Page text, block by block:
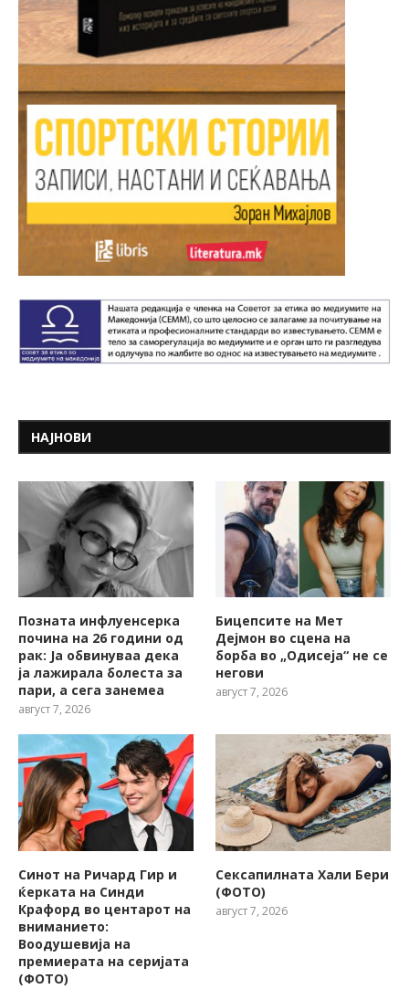
НАЈНОВИ
Позната инфлуенсерка
почина на 26 години од
рак: Ја обвинуваа дека
ја лажирала болеста за
пари, а сега занемеа
август 7, 2026
Бицепсите на Мет
Дејмон во сцена на
борба во „Одисеја“ не се
негови
август 7, 2026
Синот на Ричард Гир и
ќерката на Синди
Крафорд во центарот на
вниманието:
Воодушевија на
премиерата на серијата
(ФОТО)
Сексапилната Хали Бери
(ФОТО)
август 7, 2026